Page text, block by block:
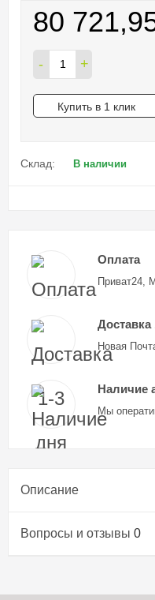
80
- +
Купить в 1 клик
Склад: В наличии
Оплата
Приват24,
Доставка
Новая
Наличие
Мы
Описание
Вопросы и отзывы 0